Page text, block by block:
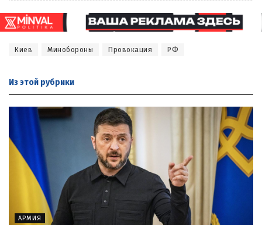
Киев Минобороны Провокация РФ
Из этой рубрики
АРМИЯ